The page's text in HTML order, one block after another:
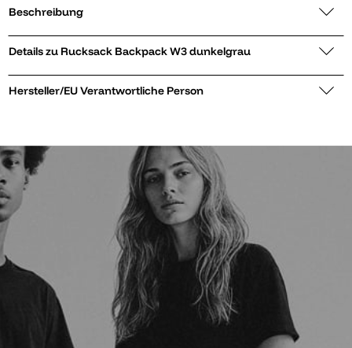
Beschreibung
Details zu Rucksack Backpack W3 dunkelgrau
Hersteller/EU Verantwortliche Person